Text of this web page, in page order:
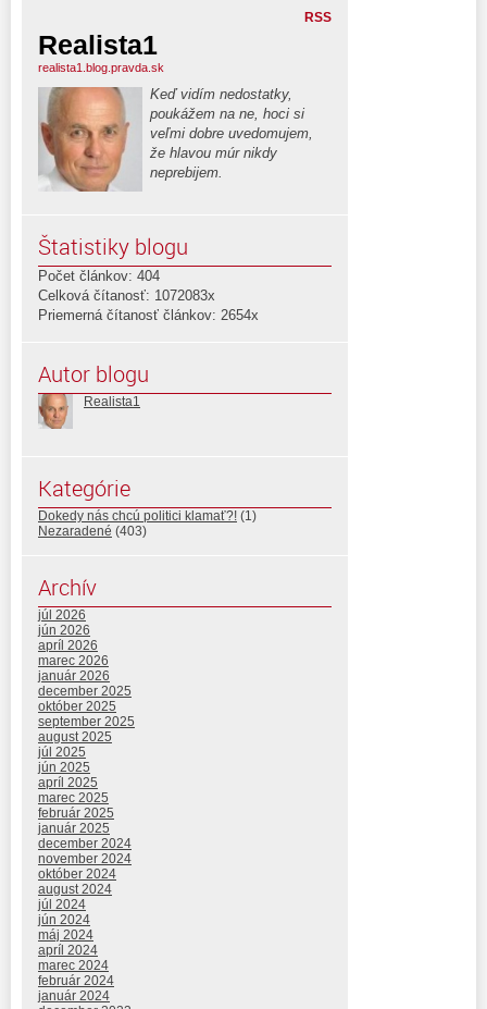
RSS
Realista1
realista1.blog.pravda.sk
Keď vidím nedostatky,
poukážem na ne, hoci si
veľmi dobre uvedomujem,
že hlavou múr nikdy
neprebijem.
Štatistiky blogu
Počet článkov: 404
Celková čítanosť: 1072083x
Priemerná čítanosť článkov: 2654x
Autor blogu
Realista1
Kategórie
Dokedy nás chcú politici klamať?! (1)
Nezaradené (403)
Archív
júl 2026
jún 2026
apríl 2026
marec 2026
január 2026
december 2025
október 2025
september 2025
august 2025
júl 2025
jún 2025
apríl 2025
marec 2025
február 2025
január 2025
december 2024
november 2024
október 2024
august 2024
júl 2024
jún 2024
máj 2024
apríl 2024
marec 2024
február 2024
január 2024